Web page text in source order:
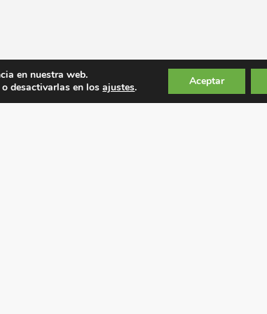
en nuestra web.
o desactivarlas en losajustes. Aceptar